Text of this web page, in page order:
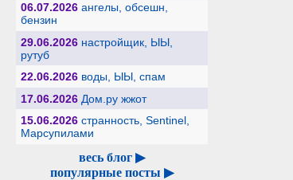
06.07.2026 ангелы, обсешн,
бензин
29.06.2026 настройщик, ЫЫ,
рутуб
22.06.2026 воды, ЫЫ, спам
17.06.2026 Дом.ру жжот
15.06.2026 странность, Sentinel,
Марсупилами
весь блог ▶
популярные посты ▶